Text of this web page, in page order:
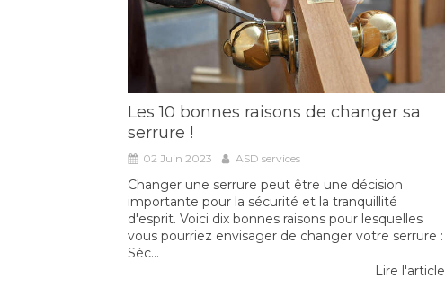
Les 10 bonnes raisons de changer sa
serrure !
02 Juin 2023 ASD services
Changer une serrure peut être une décision
importante pour la sécurité et la tranquillité
d'esprit. Voici dix bonnes raisons pour lesquelles
vous pourriez envisager de changer votre serrure :
Séc...
Lire l'article